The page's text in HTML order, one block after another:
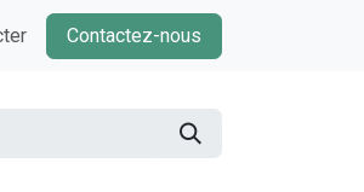
Contactez-nous